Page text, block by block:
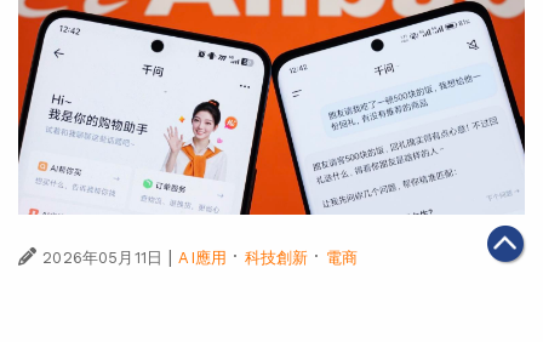
2026年05月11日 AI應用 · 科技創新 · 電商